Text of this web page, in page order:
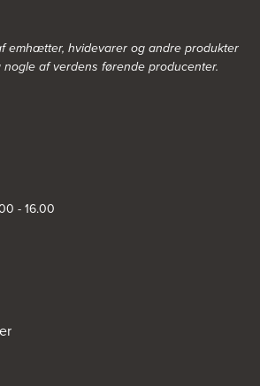
butik/power-ishoj/s-3830/
butik/power-roedovre/s-3831/
butik/power-slagelse/s-3832/
butik/power-frederikshavn/s-3836/
emhætter, hvidevarer ogandre produkter
af verdens førende producenter.
- 16.00